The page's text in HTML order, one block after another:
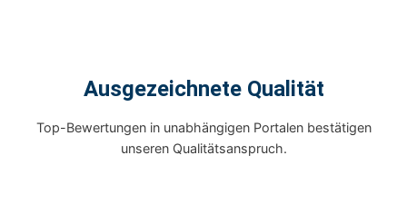
Ausgezeichnete Qualität
Top-Bewertungen in unabhängigen Portalen bestätigen
unseren Qualitätsanspruch.